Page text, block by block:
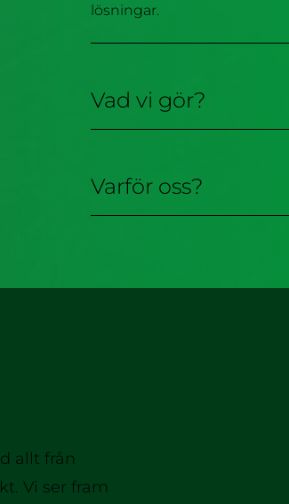
lösningar.
Vad vi gör?
Varför oss?
allt från
Vi ser fram